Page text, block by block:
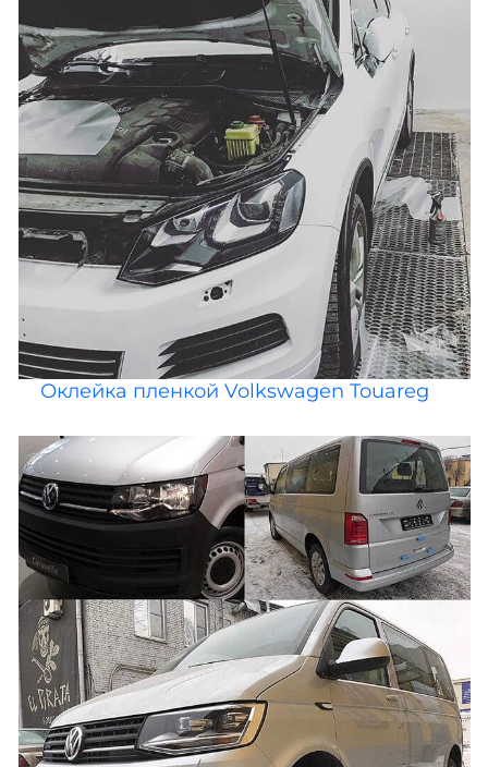
Оклейка пленкой Volkswagen Touareg